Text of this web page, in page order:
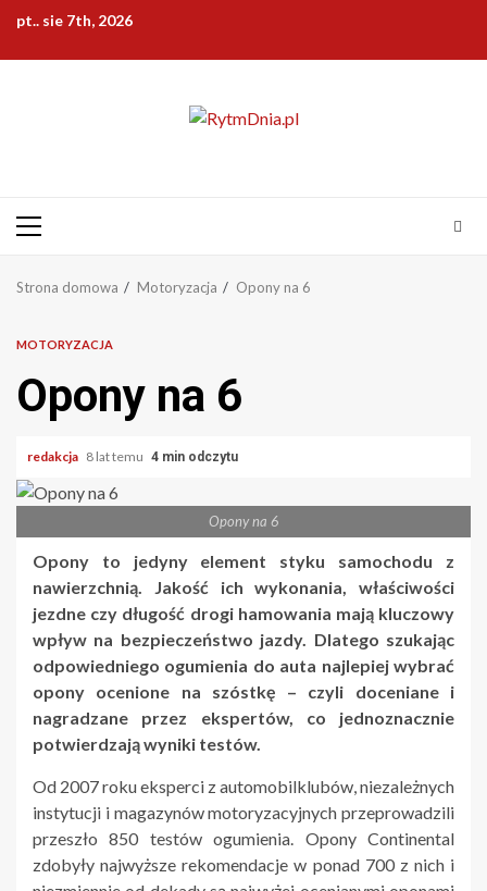
Przejdź
treści
pt.. sie 7th, 2026
Menu
Strona domowa Motoryzacja Opony na 6
MOTORYZACJA
Opony na 6
redakcja 8 lat temu 4 min odczytu
Opony na 6
Opony to jedyny element styku samochodu z
nawierzchnią. Jakość ich wykonania, właściwości
jezdne czy długość drogi hamowania mają kluczowy
wpływ na bezpieczeństwo jazdy. Dlatego szukając
odpowiedniego ogumienia do auta najlepiej wybrać
opony ocenione na szóstkę – czyli doceniane i
nagradzane przez ekspertów, co jednoznacznie
potwierdzają wyniki testów.
Od 2007 roku eksperci z automobilklubów, niezależnych
instytucji i magazynów motoryzacyjnych przeprowadzili
przeszło 850 testów ogumienia. Opony Continental
zdobyły najwyższe rekomendacje w ponad 700 z nich i